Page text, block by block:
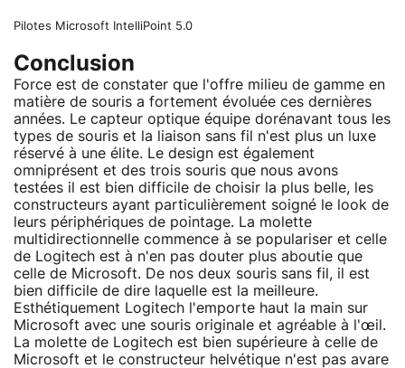
Pilotes Microsoft IntelliPoint 5.0
Conclusion
Force est de constater que l'offre milieu de gamme en
matière de souris a fortement évoluée ces dernières
années. Le capteur optique équipe dorénavant tous les
types de souris et la liaison sans fil n'est plus un luxe
réservé à une élite. Le design est également
omniprésent et des trois souris que nous avons
testées il est bien difficile de choisir la plus belle, les
constructeurs ayant particulièrement soigné le look de
leurs périphériques de pointage. La molette
multidirectionnelle commence à se populariser et celle
de Logitech est à n'en pas douter plus aboutie que
celle de Microsoft. De nos deux souris sans fil, il est
bien difficile de dire laquelle est la meilleure.
Esthétiquement Logitech l'emporte haut la main sur
Microsoft avec une souris originale et agréable à l'œil.
La molette de Logitech est bien supérieure à celle de
Microsoft et le constructeur helvétique n'est pas avare